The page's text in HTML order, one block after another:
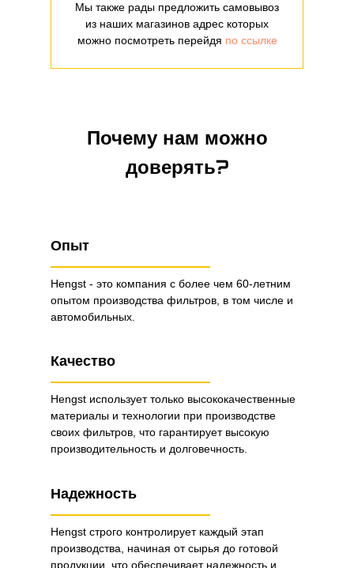
Мы также рады предложить самовывоз
из наших магазинов адрес которых
можно посмотреть перейдя по ссылке
Почему нам можно
доверять?
Опыт
Hengst - это компания с более чем 60-летним
опытом производства фильтров, в том числе и
автомобильных.
Качество
Надежность
Hengst использует только высококачественные
материалы и технологии при производстве
своих фильтров, что гарантирует высокую
производительность и долговечность.
Hengst строго контролирует каждый этап
производства, начиная от сырья до готовой
продукции, что обеспечивает надежность и